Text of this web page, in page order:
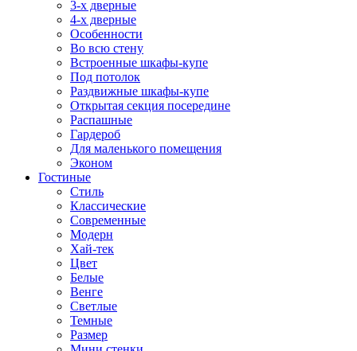
3-х дверные
4-х дверные
Особенности
Во всю стену
Встроенные шкафы-купе
Под потолок
Раздвижные шкафы-купе
Открытая секция посередине
Распашные
Гардероб
Для маленького помещения
Эконом
Гостиные
Стиль
Классические
Современные
Модерн
Хай-тек
Цвет
Белые
Венге
Светлые
Темные
Размер